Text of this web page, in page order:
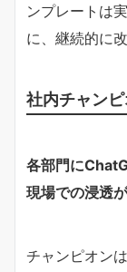
ンプレートは
に、継続的に
社内チャン
各部門に
現場での浸透
チャンピオン